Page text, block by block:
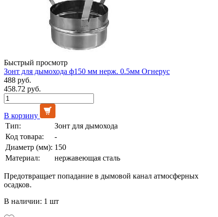
Быстрый просмотр
Зонт для дымохода ф150 мм нерж. 0.5мм Огнерус
488 руб.
458.72 руб.
В корзину
Тип:
Зонт для дымохода
Код товара:
-
Диаметр (мм): 150
Материал:
нержавеющая сталь
Предотвращает попадание в дымовой канал атмосферных
осадков.
В наличии: 1 шт